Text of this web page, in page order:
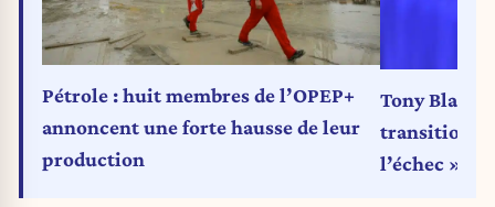
Pétrole : huit membres de l’OPEP+
annoncent une forte hausse de leur
production
Tony Blair
transition
l’échec »